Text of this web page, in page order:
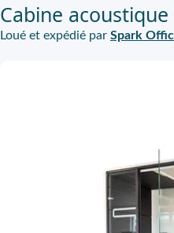
Cabine
Loué et expédié par Spark